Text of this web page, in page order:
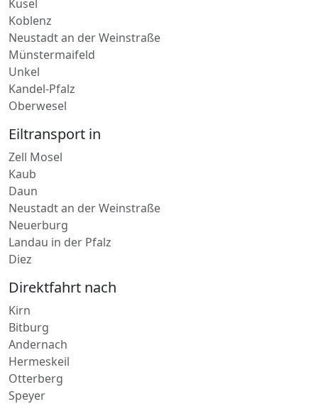
Koblenz
Neustadt an der Weinstraße
Münstermaifeld
Unkel
Kandel-Pfalz
Oberwesel
Eiltransport in
Zell Mosel
Kaub
Daun
Neustadt an der Weinstraße
Neuerburg
Landau in der Pfalz
Diez
Direktfahrt nach
Kirn
Bitburg
Andernach
Hermeskeil
Otterberg
Speyer
Gerolstein